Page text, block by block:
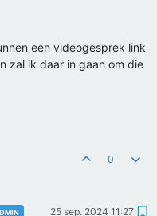
een videogesprek link
zal ik daar in gaan om die
0
25 sep. 2024 11:27